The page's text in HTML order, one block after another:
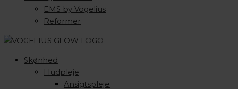
EMS by Vogelius
Reformer
Skønhed
Hudpleje
Ansigtspleje